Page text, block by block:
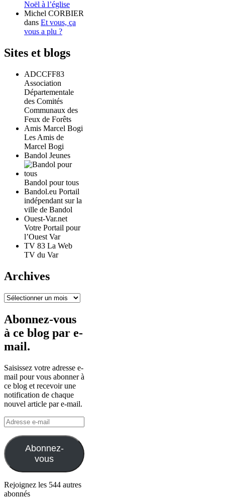
Noël à l’église
Michel CORBIER
dans Et vous, ça
vous a plu ?
Sites et blogs
ADCCFF83
Association
Départementale
des Comités
Communaux des
Feux de Forêts
Amis Marcel Bogi
Les Amis de
Marcel Bogi
Bandol Jeunes
Bandol pour tous
Bandol.eu Portail
indépendant sur la
ville de Bandol
Ouest-Var.net
Votre Portail pour
l’Ouest Var
TV 83 La Web
TV du Var
Archives
Archives
Abonnez-vous
à ce blog par e-
mail.
Saisissez votre adresse e-
mail pour vous abonner à
ce blog et recevoir une
notification de chaque
nouvel article par e-mail.
Adresse
e-
mail
Abonnez-
vous
Rejoignez les 544 autres
abonnés